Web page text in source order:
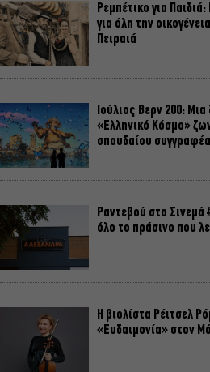
Ρεμπέτικο για
για όλη την
Πειραιά
Ιούλιος Βερν 200:
«Ελληνικό Κόσμο»
σπουδαίου συγγραφέα
Ραντεβού στα Σινεμά
όλο το πράσινο που
Η βιολίστα Ρέιτσελ
«Ευδαιμονία» στον